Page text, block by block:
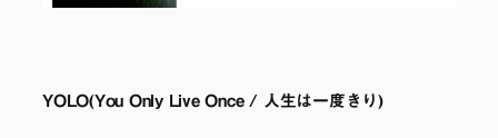
YOLO(You Only Live Once / 人生は一度きり)